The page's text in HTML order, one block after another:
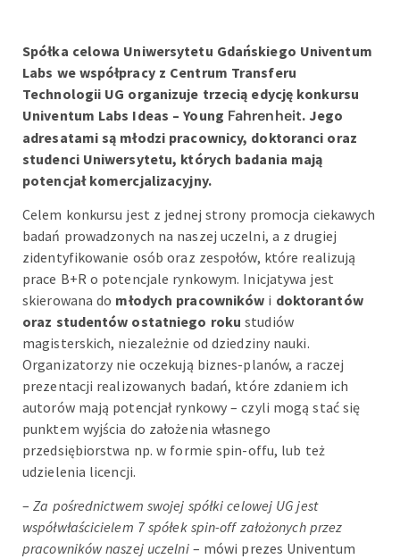
Spółka celowa Uniwersytetu Gdańskiego Univentum
Labs we współpracy z Centrum Transferu
Technologii UG organizuje trzecią edycję konkursu
Univentum Labs Ideas – Young Fahrenheit. Jego
adresatami są młodzi pracownicy, doktoranci oraz
studenci Uniwersytetu, których badania mają
potencjał komercjalizacyjny.
Celem konkursu jest z jednej strony promocja ciekawych
badań prowadzonych na naszej uczelni, a z drugiej
zidentyfikowanie osób oraz zespołów, które realizują
prace B+R o potencjale rynkowym. Inicjatywa jest
skierowana do młodych pracowników i doktorantów
oraz studentów ostatniego roku studiów
magisterskich, niezależnie od dziedziny nauki.
Organizatorzy nie oczekują biznes-planów, a raczej
prezentacji realizowanych badań, które zdaniem ich
autorów mają potencjał rynkowy – czyli mogą stać się
punktem wyjścia do założenia własnego
przedsiębiorstwa np. w formie spin-offu, lub też
udzielenia licencji.
–Za pośrednictwem swojej spółki celowej UG jest
współwłaścicielem 7 spółek spin-off założonych przez
pracowników naszej uczelni– mówi prezes Univentum